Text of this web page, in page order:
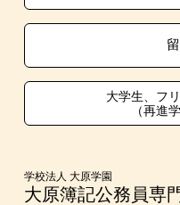
在校生・卒業生紹介推
大学生・短期大学生特
学費
東京経営大学への3年次
大学生、フ
（再進
学校法人 大原学園
大原簿記公務員専